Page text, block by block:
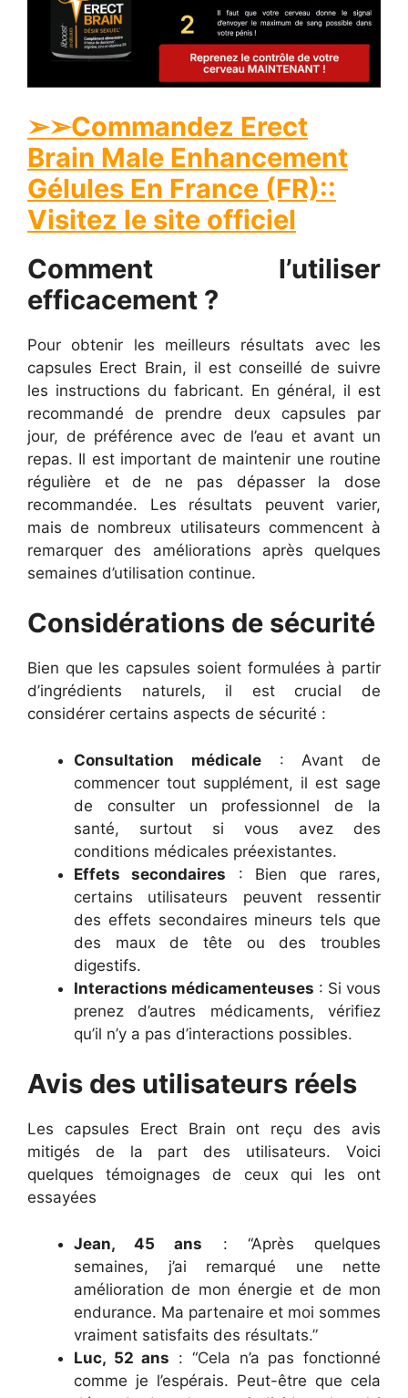
➢➢Commandez Erect
Brain Male Enhancement
Gélules En France (FR)::
Visitez le site officiel
Comment l’utiliser
efficacement ?
Pour obtenir les meilleurs résultats avec les
capsules Erect Brain, il est conseillé de suivre
les instructions du fabricant. En général, il est
recommandé de prendre deux capsules par
jour, de préférence avec de l’eau et avant un
repas. Il est important de maintenir une routine
régulière et de ne pas dépasser la dose
recommandée. Les résultats peuvent varier,
mais de nombreux utilisateurs commencent à
remarquer des améliorations après quelques
semaines d’utilisation continue.
Considérations de sécurité
Bien que les capsules soient formulées à partir
d’ingrédients naturels, il est crucial de
considérer certains aspects de sécurité :
Consultation médicale: Avant de
commencer tout supplément, il est sage
de consulter un professionnel de la
santé, surtout si vous avez des
conditions médicales préexistantes.
Effets secondaires : Bien que rares,
certains utilisateurs peuvent ressentir
des effets secondaires mineurs tels que
des maux de tête ou des troubles
digestifs.
Interactions médicamenteuses : Si vous
prenez d’autres médicaments, vérifiez
qu’il n’y a pas d’interactions possibles.
Avis des utilisateurs réels
Les capsules Erect Brain ont reçu des avis
mitigés de la part des utilisateurs. Voici
quelques témoignages de ceux qui les ont
essayées
Jean, 45 ans : “Après quelques
semaines, j’ai remarqué une nette
amélioration de mon énergie et de mon
endurance. Ma partenaire et moi sommes
vraiment satisfaits des résultats.”
Luc, 52 ans : “Cela n’a pas fonctionné
comme je l’espérais. Peut-être que cela